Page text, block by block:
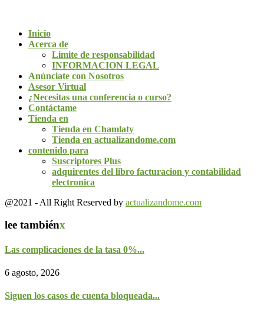
Inicio
Acerca de
Limite de responsabilidad
INFORMACION LEGAL
Anúnciate con Nosotros
Asesor Virtual
¿Necesitas una conferencia o curso?
Contáctame
Tienda en
Tienda en Chamlaty
Tienda en actualizandome.com
contenido para
Suscriptores Plus
adquirentes del libro facturacion y contabilidad
electronica
@2021 - All Right Reserved by actualizandome.com
lee tambiénx
Las complicaciones de la tasa 0%...
6 agosto, 2026
Siguen los casos de cuenta bloqueada...